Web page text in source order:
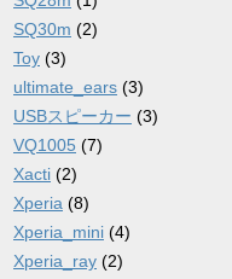
SQ30m (2)
Toy (3)
ultimate_ears (3)
USBスピーカー (3)
VQ1005 (7)
Xacti (2)
Xperia (8)
Xperia_mini (4)
Xperia_ray (2)